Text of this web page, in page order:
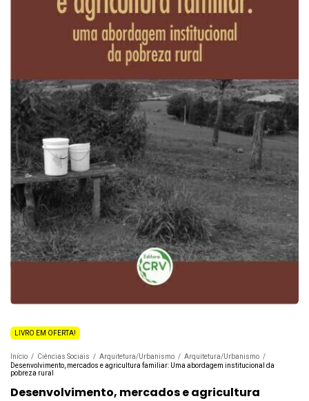
LIVRO EM OFERTA!
Início / Ciências Sociais / Arquitetura/Urbanismo / Arquitetura/Urbanismo /
Desenvolvimento, mercados e agricultura familiar: Uma abordagem institucional da
pobreza rural
Desenvolvimento, mercados e agricultura